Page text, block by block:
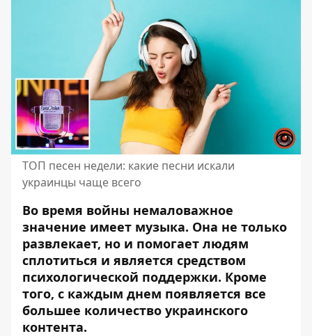
ТОП песен недели: какие песни искали
украинцы чаще всего
Во время войны немаловажное
значение имеет музыка. Она не только
развлекает, но и помогает людям
сплотиться и является средством
психологической поддержки. Кроме
того, с каждым днем ​​появляется все
большее количество украинского
контента.